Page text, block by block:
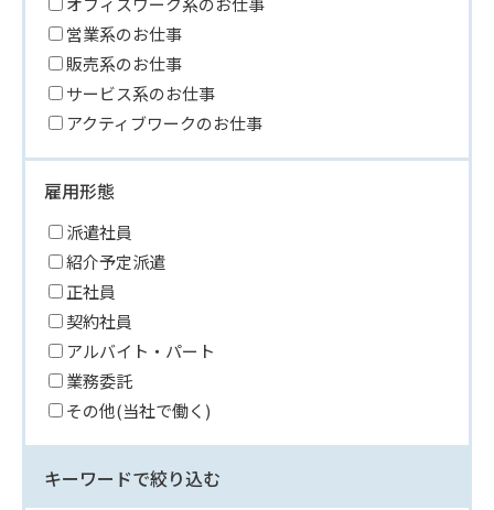
営業系のお仕事
販売系のお仕事
サービス系のお仕事
アクティブワークのお仕事
雇用形態
派遣社員
紹介予定派遣
正社員
契約社員
アルバイト・パート
業務委託
その他(当社で働く)
キーワードで絞り込む